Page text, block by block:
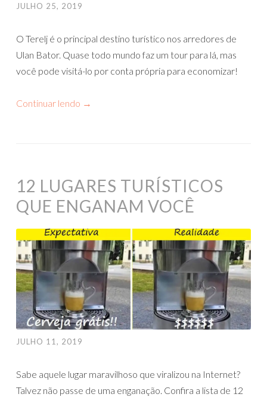
JULHO 25, 2019
O Terelj é o principal destino turístico nos arredores de
Ulan Bator. Quase todo mundo faz um tour para lá, mas
você pode visitá-lo por conta própria para economizar!
Continuar lendo →
12 LUGARES TURÍSTICOS
QUE ENGANAM VOCÊ
JULHO 11, 2019
Sabe aquele lugar maravilhoso que viralizou na Internet?
Talvez não passe de uma enganação. Confira a lista de 12